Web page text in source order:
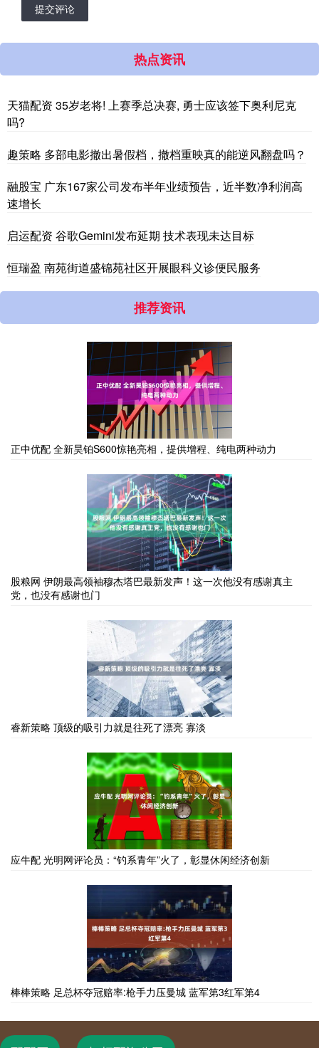
提交评论
热点资讯
天猫配资 35岁老将! 上赛季总决赛, 勇士应该签下奥利尼克
吗?
趣策略 多部电影撤出暑假档，撤档重映真的能逆风翻盘吗？
融股宝 广东167家公司发布半年业绩预告，近半数净利润高
速增长
启运配资 谷歌Gemini发布延期 技术表现未达目标
恒瑞盈 南苑街道盛锦苑社区开展眼科义诊便民服务
推荐资讯
正中优配 全新昊铂S600惊艳亮相，提供增程、纯电两种动力
股粮网 伊朗最高领袖穆杰塔巴最新发声！这一次他没有感谢真主
党，也没有感谢也门
睿新策略 顶级的吸引力就是往死了漂亮 寡淡
应牛配 光明网评论员：“钓系青年”火了，彰显休闲经济创新
棒棒策略 足总杯夺冠赔率:枪手力压曼城 蓝军第3红军第4